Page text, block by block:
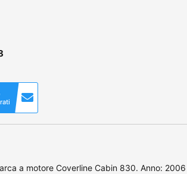
a motore Coverline Cabin 830. Anno: 2006